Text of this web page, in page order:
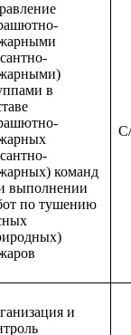
в
команд
выполнении
по тушению
и